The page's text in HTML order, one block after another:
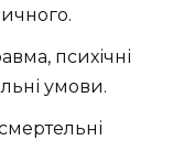
психічні
умови.